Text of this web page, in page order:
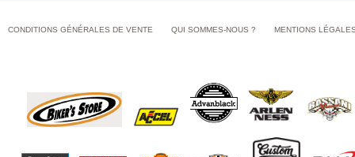
CONDITIONS GÉNÉRALES DE VENTE QUI SOMMES-NOUS ? MENTIONS